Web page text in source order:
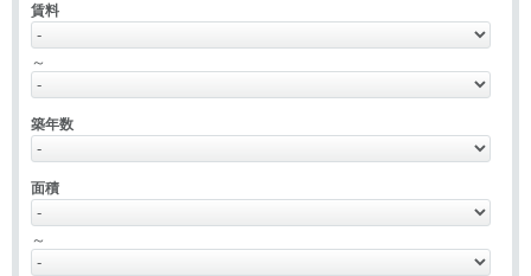
賃料
～
築年数
面積
～